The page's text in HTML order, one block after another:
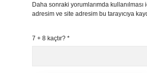
Daha sonraki yorumlarımda kullanılması
adresim ve site adresim bu tarayıcıya
7 + 8 kaçtır? *